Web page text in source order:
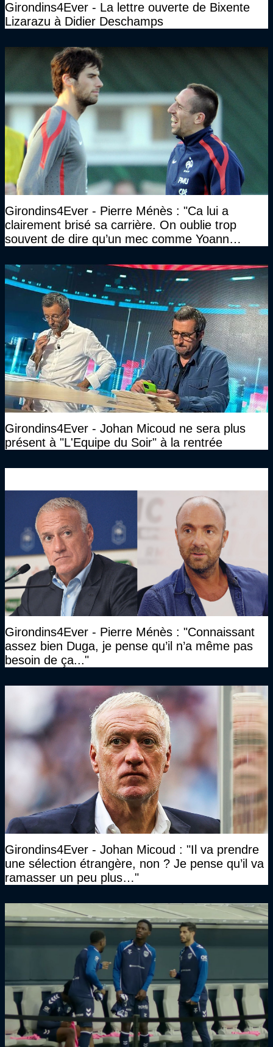
Girondins4Ever - La lettre ouverte de Bixente
Lizarazu à Didier Deschamps
Girondins4Ever - Pierre Ménès : "Ca lui a
clairement brisé sa carrière. On oublie trop
souvent de dire qu’un mec comme Yoann
Girondins4Ever - Johan Micoud ne sera plus
présent à "L'Equipe du Soir" à la rentrée
Girondins4Ever - Pierre Ménès : "Connaissant
assez bien Duga, je pense qu’il n’a même pas
besoin de ça..."
Girondins4Ever - Johan Micoud : "Il va prendre
une sélection étrangère, non ? Je pense qu’il va
ramasser un peu plus…"